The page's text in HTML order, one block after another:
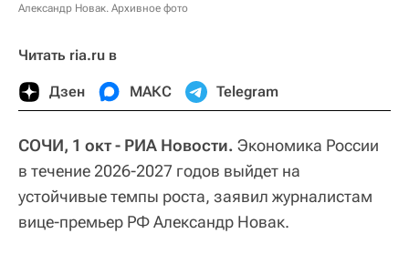
Александр Новак. Архивное фото
Читать ria.ru в
Дзен МАКС Telegram
СОЧИ, 1 окт - РИА Новости. Экономика России
в течение 2026-2027 годов выйдет на
устойчивые темпы роста, заявил журналистам
вице-премьер РФ Александр Новак.